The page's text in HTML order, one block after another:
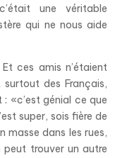
une véritable
qui ne nous aide
Et ces amis n’étaient
des Français,
: «c’est génial ce que
super, sois fière de
masse dans les rues,
trouver un autre